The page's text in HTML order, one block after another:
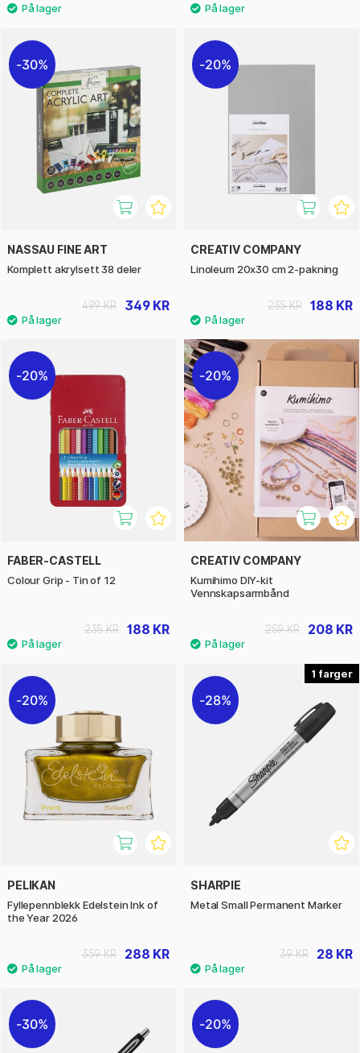
30%
NASSAU FINE ART
Komplett akrylsett 38 deler
349 KR
499 KR
20%
CREATIV COMPANY
Linoleum 20x30 cm 2-pakning
188 KR
235 KR
20%
FABER-CASTELL
Colour Grip - Tin of 12
188 KR
235 KR
20%
CREATIV COMPANY
Kumihimo DIY-kit
Vennskapsarmbånd
208 KR
259 KR
20%
PELIKAN
Fyllepennblekk Edelstein Ink of
the Year 2026
288 KR
359 KR
1
28%
SHARPIE
Metal Small Permanent Marker
28 KR
39 KR
30% 20%